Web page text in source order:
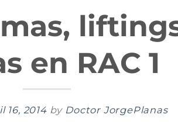
en RAC 1
16, 2014 by Doctor JorgePlanas